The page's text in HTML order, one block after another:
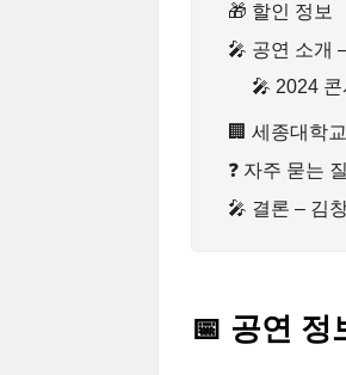
🎁 할인 정보
🎤 공연 소개
🎤 2024
🏢 세종대학
❓ 자주 묻는
🎤 결론 – 김
📅 공연 정